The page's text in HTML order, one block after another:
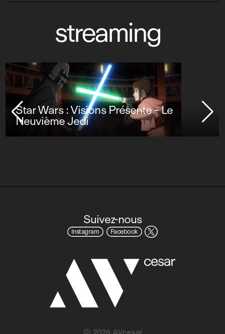
streaming
Star Wars : Visions Présente - Le
Neuvième Jedi
Suivez-nous
Instagram Facebook